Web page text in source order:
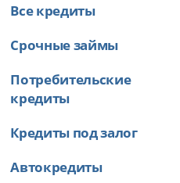
Все кредиты
Срочные займы
Потребительские
кредиты
Кредиты под залог
Автокредиты